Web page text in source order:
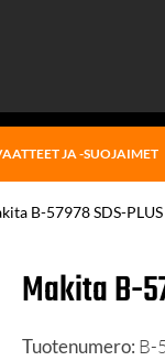
JA -SUOJAIMET
B-57978 SDS-
Makita B-
Tuotenumero: B-